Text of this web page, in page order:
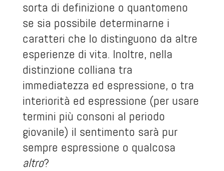
sorta di definizione o quantomeno
se sia possibile determinarne i
caratteri che lo distinguono da altre
esperienze di vita. Inoltre, nella
distinzione colliana tra
immediatezza ed espressione, o tra
interiorità ed espressione (per usare
termini più consoni al periodo
giovanile) il sentimento sarà pur
sempre espressione o qualcosa
altro?